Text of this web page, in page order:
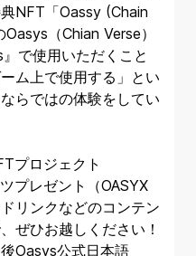
NFT「Oassy (Chain
（Chian Verse）
で使用いただくこと
ム上で使用する」とい
らではの体験をしてい
プロジェクト
プレゼント（OASYX
リンクなどのコンテン
ぜひお越しください！
Oasys公式日本語